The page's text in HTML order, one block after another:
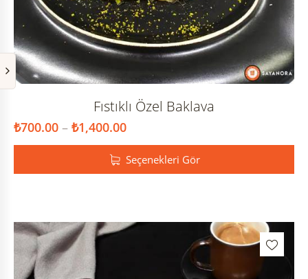
Fıstıklı Özel Baklava
₺700.00 – ₺1,400.00
Seçenekleri Gör